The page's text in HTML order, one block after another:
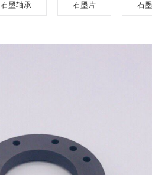
石墨轴承 石墨片 石